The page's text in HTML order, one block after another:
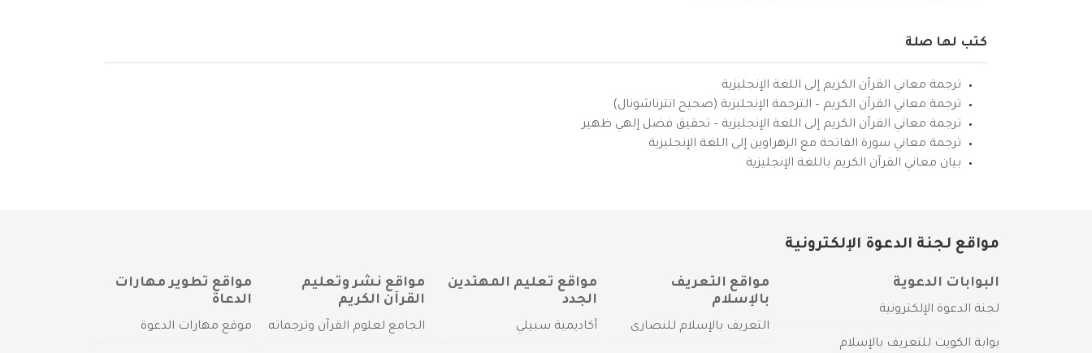
كتب لها صلة
ترجمة معاني القرآن الكريم إلى اللغة الإنجليزية
ترجمة معاني القرآن الكريم – الترجمة الإنجليزية (صحيح انترناشونال)
ترجمة معاني القرآن الكريم إلى اللغة الإنجليزية – تحقيق فضل إلهي ظهير
ترجمة معاني سورة الفاتحة مع الزهراوين إلى اللغة الإنجليزية
بيان معاني القرآن الكريم باللغة الإنجليزية
مواقع لجنة الدعوة الإلكترونية
البوابات الدعوية
لجنة الدعوة الإلكترونية
بوابة الكويت للتعريف بالإسلام
مواقع التعريف
بالإسلام
التعريف بالإسلام للنصارى
مواقع تعليم المهتدين
الجدد
أكاديمية سبيلي
مواقع نشر وتعليم
القرآن الكريم
الجامع لعلوم القرآن وترجماته
مواقع تطوير مهارات
الدعاة
موقع مهارات الدعوة